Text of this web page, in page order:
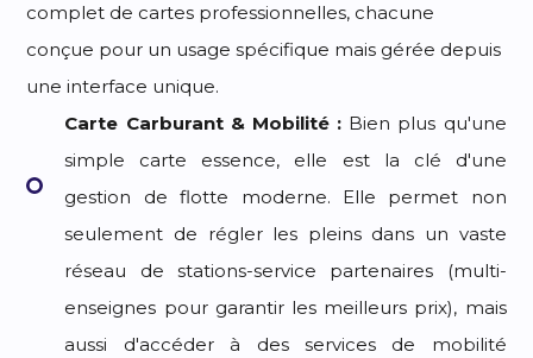
complet de cartes professionnelles, chacune
conçue pour un usage spécifique mais gérée depuis
une interface unique.
Carte Carburant & Mobilité : Bien plus qu'une
simple carte essence, elle est la clé d'une
gestion de flotte moderne. Elle permet non
seulement de régler les pleins dans un vaste
réseau de stations-service partenaires (multi-
enseignes pour garantir les meilleurs prix), mais
aussi d'accéder à des services de mobilité